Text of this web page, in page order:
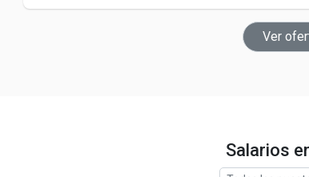
Ver
Salarios